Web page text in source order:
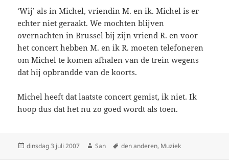
‘Wij’ als in Michel, vriendin M. en ik. Michel is er
echter niet geraakt. We mochten blijven
overnachten in Brussel bij zijn vriend R. en voor
het concert hebben M. en ik R. moeten telefoneren
om Michel te komen afhalen van de trein wegens
dat hij opbrandde van de koorts.
Michel heeft dat laatste concert gemist, ik niet. Ik
hoop dus dat het nu zo goed wordt als toen.
Geplaatst
dinsdag 3 juli 2007 Auteur
San Tags
den anderen, Muziek